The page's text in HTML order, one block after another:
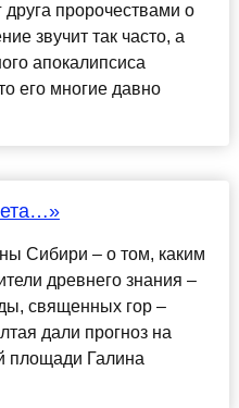
пророчествами о
звучит так часто, а
апокалипсиса
его многие давно
Сибири – о том, каким
древнего знания –
священных гор –
дали прогноз на
площади Галина